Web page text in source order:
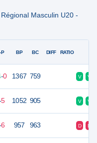
Masculin U20 -
P BP BC DIFF RATIO
-0 1367 759 V V
5 1052 905 V V
6 957 963 D D